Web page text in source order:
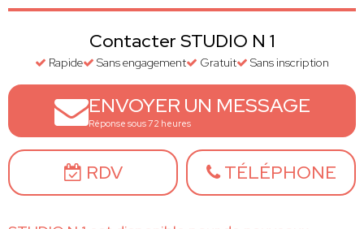
Contacter STUDIO N 1
Rapide Sans engagement Gratuit Sans inscription
ENVOYER UN MESSAGE
Réponse sous 72 heures
RDV TÉLÉPHONE